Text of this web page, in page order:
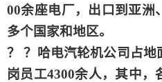
00余座电厂，出口到亚洲
多个国家和地区。
？？哈电汽轮机公司占地
岗员工4300余人，其中，